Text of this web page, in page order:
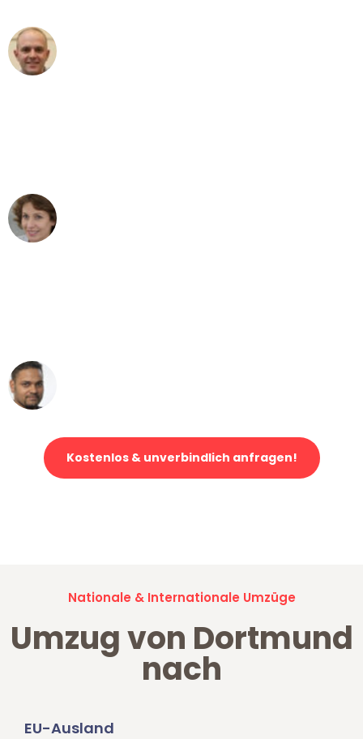
Kostenlos & unverbindlich anfragen!
Nationale & Internationale Umzüge
Umzug von Dortmund
nach
EU-Ausland